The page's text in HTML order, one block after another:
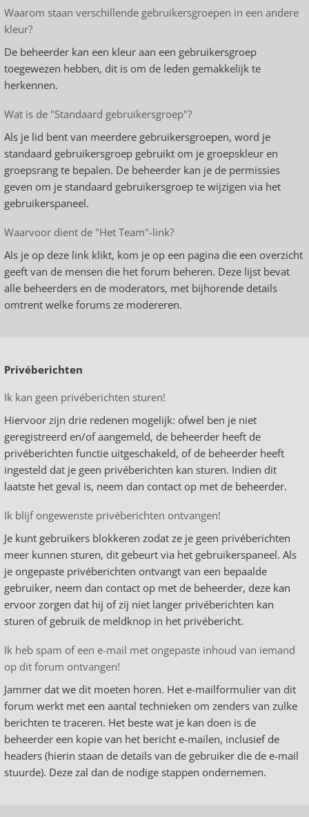
Waarom staan verschillende gebruikersgroepen in een andere
kleur?
De beheerder kan een kleur aan een gebruikersgroep
toegewezen hebben, dit is om de leden gemakkelijk te
herkennen.
Wat is de "Standaard gebruikersgroep"?
Als je lid bent van meerdere gebruikersgroepen, word je
standaard gebruikersgroep gebruikt om je groepskleur en
groepsrang te bepalen. De beheerder kan je de permissies
geven om je standaard gebruikersgroep te wijzigen via het
gebruikerspaneel.
Waarvoor dient de "Het Team"-link?
Als je op deze link klikt, kom je op een pagina die een overzicht
geeft van de mensen die het forum beheren. Deze lijst bevat
alle beheerders en de moderators, met bijhorende details
omtrent welke forums ze modereren.
Privéberichten
Ik kan geen privéberichten sturen!
Hiervoor zijn drie redenen mogelijk: ofwel ben je niet
geregistreerd en/of aangemeld, de beheerder heeft de
privéberichten functie uitgeschakeld, of de beheerder heeft
ingesteld dat je geen privéberichten kan sturen. Indien dit
laatste het geval is, neem dan contact op met de beheerder.
Ik blijf ongewenste privéberichten ontvangen!
Je kunt gebruikers blokkeren zodat ze je geen privéberichten
meer kunnen sturen, dit gebeurt via het gebruikerspaneel. Als
je ongepaste privéberichten ontvangt van een bepaalde
gebruiker, neem dan contact op met de beheerder, deze kan
ervoor zorgen dat hij of zij niet langer privéberichten kan
sturen of gebruik de meldknop in het privébericht.
Ik heb spam of een e-mail met ongepaste inhoud van iemand
op dit forum ontvangen!
Jammer dat we dit moeten horen. Het e-mailformulier van dit
forum werkt met een aantal technieken om zenders van zulke
berichten te traceren. Het beste wat je kan doen is de
beheerder een kopie van het bericht e-mailen, inclusief de
headers (hierin staan de details van de gebruiker die de e-mail
stuurde). Deze zal dan de nodige stappen ondernemen.